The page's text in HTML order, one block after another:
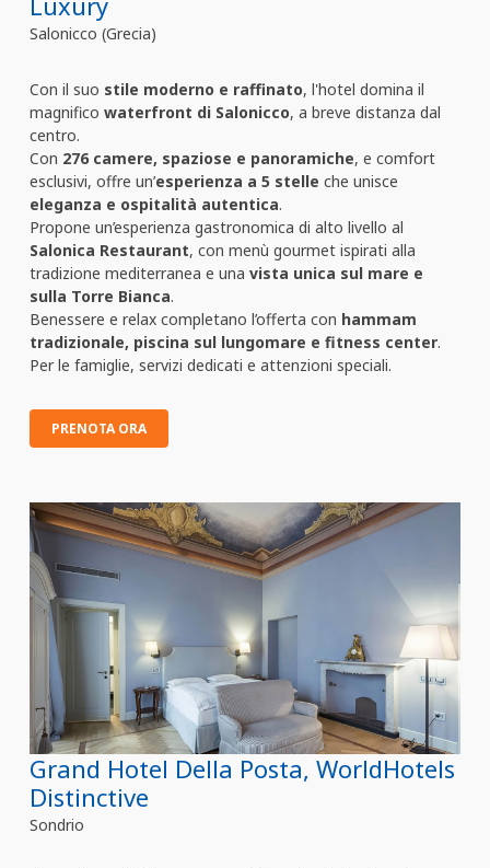
Salonicco (Grecia)
Con il suo stile moderno e raffinato, l'hotel domina il
magnifico waterfront di Salonicco, a breve distanza dal
centro.
Con 276 camere, spaziose e panoramiche, e comfort
esclusivi, offre un’esperienza a 5 stelle che unisce
eleganza e ospitalità autentica.
Propone un’esperienza gastronomica di alto livello al
Salonica Restaurant, con menù gourmet ispirati alla
tradizione mediterranea e una vista unica sul mare e
sulla Torre Bianca.
Benessere e relax completano l’offerta con hammam
tradizionale, piscina sul lungomare e fitness center.
Per le famiglie, servizi dedicati e attenzioni speciali.
PRENOTA ORA
Grand Hotel Della Posta, WorldHotels
Distinctive
Sondrio